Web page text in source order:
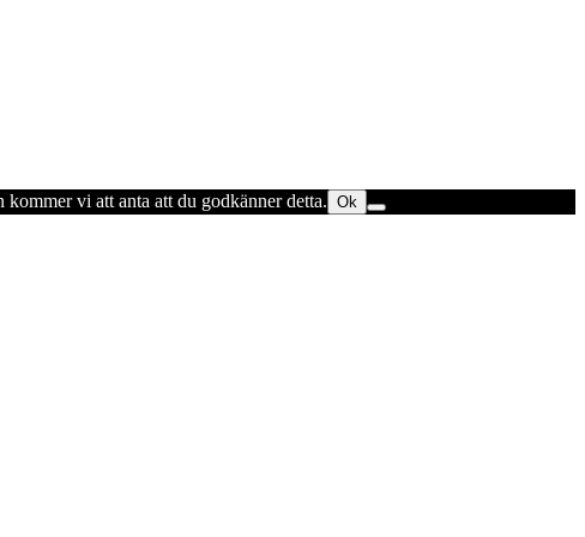
vi att anta att du godkänner detta. Ok